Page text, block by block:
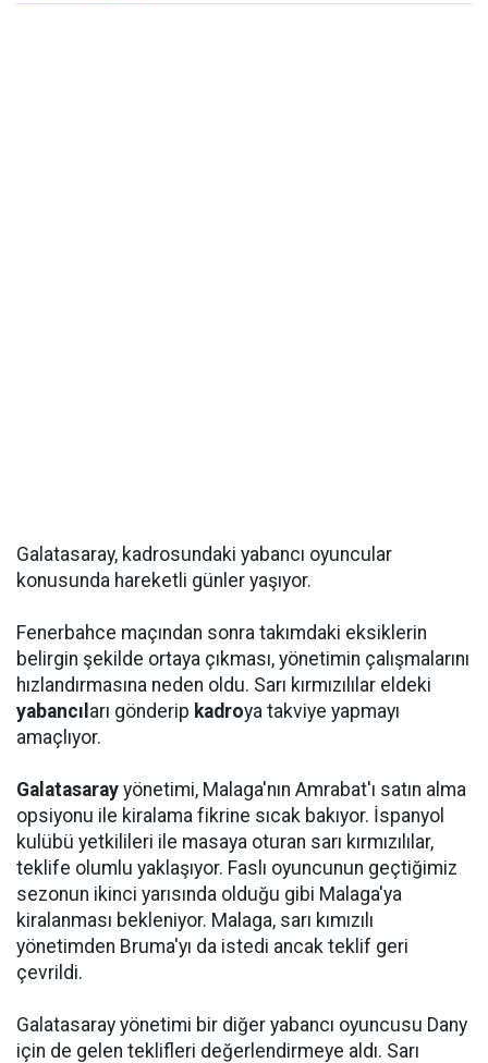
Galatasaray, kadrosundaki yabancı oyuncular
konusunda hareketli günler yaşıyor.
Fenerbahce maçından sonra takımdaki eksiklerin
belirgin şekilde ortaya çıkması, yönetimin çalışmalarını
hızlandırmasına neden oldu. Sarı kırmızılılar eldeki
yabancıl arı gönderip kadroya takviye yapmayı
amaçlıyor.
Galatasaray yönetimi, Malaga'nın Amrabat'ı satın alma
opsiyonu ile kiralama fikrine sıcak bakıyor. İspanyol
kulübü yetkilileri ile masaya oturan sarı kırmızılılar,
teklife olumlu yaklaşıyor. Faslı oyuncunun geçtiğimiz
sezonun ikinci yarısında olduğu gibi Malaga'ya
kiralanması bekleniyor. Malaga, sarı kımızılı
yönetimden Bruma'yı da istedi ancak teklif geri
çevrildi.
Galatasaray yönetimi bir diğer yabancı oyuncusu Dany
için de gelen teklifleri değerlendirmeye aldı. Sarı